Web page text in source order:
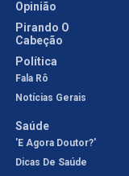
Opinião
Pirando O
Cabeção
Política
Fala Rô
Notícias Gerais
Saúde
'E Agora Doutor?'
Dicas De Saúde